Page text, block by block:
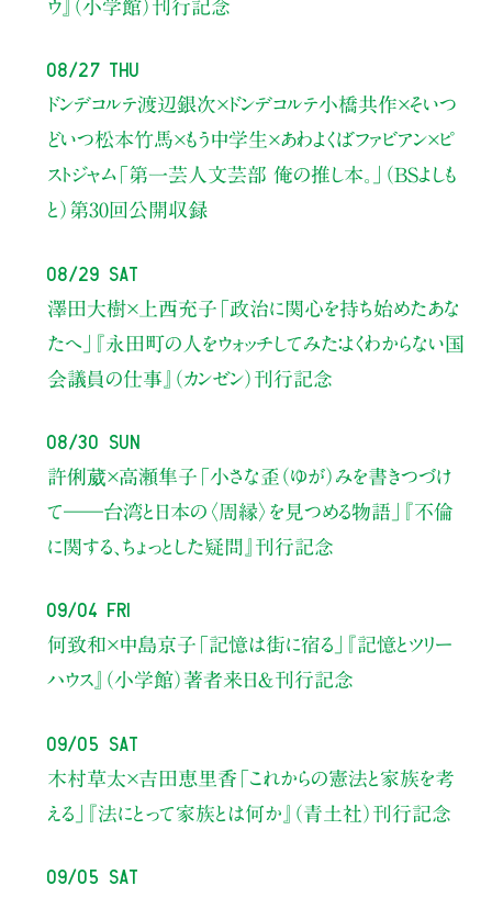
ウ』（小学館）刊行記念
08/27 Thu
ドンデコルテ渡辺銀次×ドンデコルテ小橋共作×そいつ
どいつ松本竹馬×もう中学生×あわよくばファビアン×ピ
ストジャム「第一芸人文芸部 俺の推し本。」（BSよしも
と） 第30回公開収録
08/29 Sat
澤田大樹×上西充子 「政治に関心を持ち始めたあな
たへ」
『永田町の人をウォッチしてみた：よくわからない国
会議員の仕事』（カンゼン）刊行記念
08/30 Sun
許俐葳×高瀬隼子 「小さな歪（ゆが）みを書きつづけ
て――台湾と日本の〈周縁〉を見つめる物語」
『不倫
に関する、ちょっとした疑問』刊行記念
09/04 Fri
何致和×中島京子 「記憶は街に宿る」
『記憶とツリー
ハウス』（小学館）著者来日＆刊行記念
09/05 Sat
木村草太×吉田恵里香 「これからの憲法と家族を考
える」
『法にとって家族とは何か』（青土社）刊行記念
09/05 Sat